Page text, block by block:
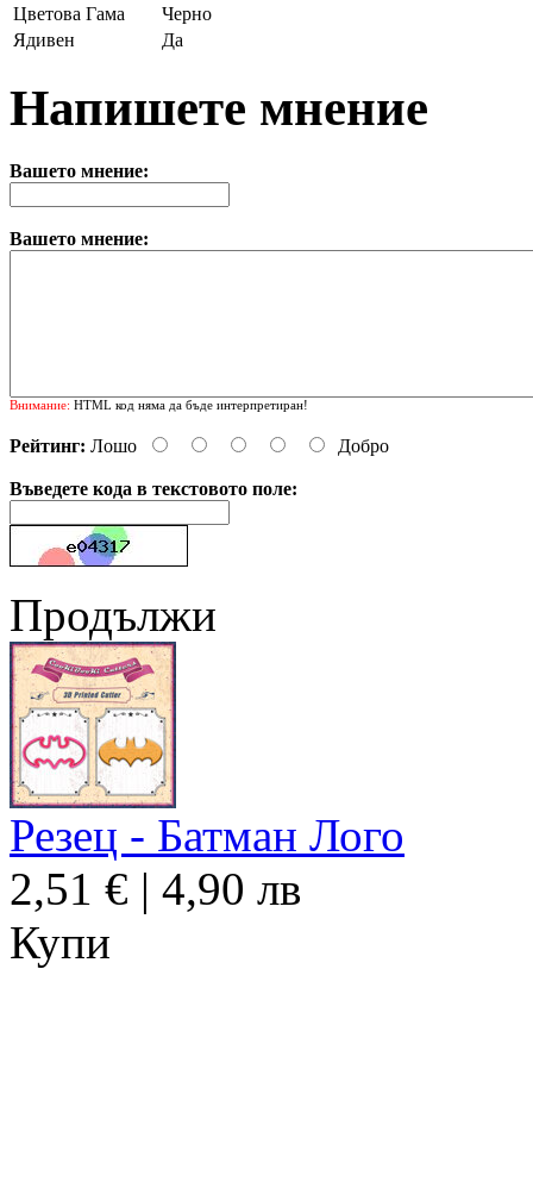
Цветова Гама
Черно
Ядивен
Да
Напишете мнение
Вашето мнение:
Вашето мнение:
Внимание: HTML код няма да бъде интерпретиран!
Рейтинг: Лошо Добро
Въведете кода в текстовото поле:
Продължи
Резец - Батман Лого
2,51 € | 4,90 лв
Купи